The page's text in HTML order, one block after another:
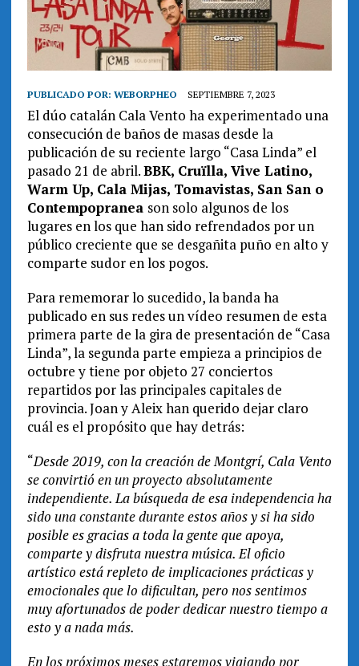
PUBLICADO POR: WEBORPHEO SEPTIEMBRE 7, 2023
El dúo catalán Cala Vento ha experimentado una
consecución de baños de masas desde la
publicación de su reciente largo “Casa Linda” el
pasado 21 de abril.BBK, Cruïlla, Vive Latino,
Warm Up, Cala Mijas, Tomavistas, San San o
Contempopranea son solo algunos de los
lugares en los que han sido refrendados por un
público creciente que se desgañita puño en alto y
comparte sudor en los pogos.
Para rememorar lo sucedido, la banda ha
publicado en sus redes un vídeo resumen de esta
primera parte de la gira de presentación de “Casa
Linda”, la segunda parte empieza a principios de
octubre y tiene por objeto 27 conciertos
repartidos por las principales capitales de
provincia. Joan y Aleix han querido dejar claro
cuál es el propósito que hay detrás:
“Desde 2019, con la creación de Montgrí, Cala Vento
se convirtió en un proyecto absolutamente
independiente. La búsqueda de esa independencia ha
sido una constante durante estos años y si ha sido
posible es gracias a toda la gente que apoya,
comparte y disfruta nuestra música. El oficio
artístico está repleto de implicaciones prácticas y
emocionales que lo dificultan, pero nos sentimos
muy afortunados de poder dedicar nuestro tiempo a
esto y a nada más.
En los próximos meses estaremos viajando por